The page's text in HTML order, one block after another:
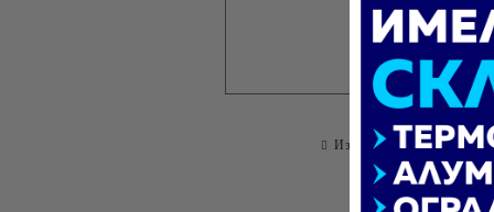
Изпрати на приятел